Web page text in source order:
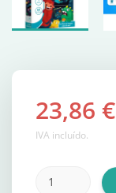
23,86 €
IVA incluído.